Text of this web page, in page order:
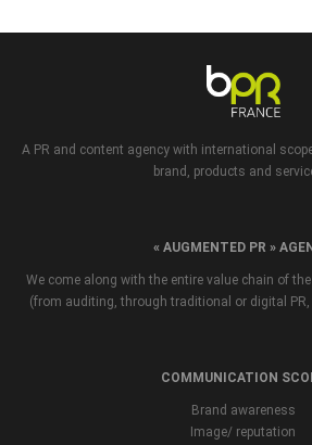
A PR and content agency with international
brand, products and
« AUGMENTED PR »
We come along with the entire value chain of
(from auditing, through traditional or digital
COMMUNICATION
Brand awareness
Image/ reputation